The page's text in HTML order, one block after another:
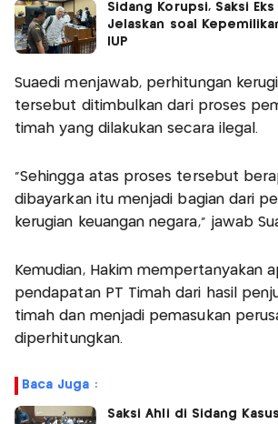
Sidang Korupsi, Saksi
Jelaskan soal
IUP
Suaedi menjawab, perhitungan
tersebut ditimbulkan dari proses
timah yang dilakukan secara ilegal.
"Sehingga atas proses tersebut
dibayarkan itu menjadi bagian dari
kerugian keuangan negara," jawab
Kemudian, Hakim mempertanyakan
pendapatan PT Timah dari hasil
timah dan menjadi pemasukan
diperhitungkan.
Baca Juga :
Saksi Ahli di Sidang